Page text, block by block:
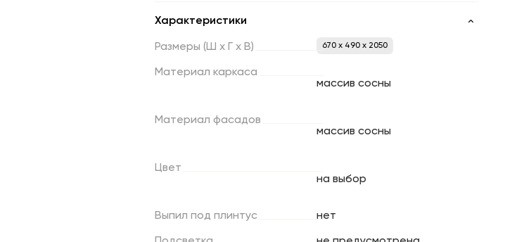
Характеристики
Размеры (Ш х Г х В) 670 x 490 x 2050
Материал каркаса
массив сосны
Материал фасадов
массив сосны
Цвет
на выбор
Выпил под плинтус нет